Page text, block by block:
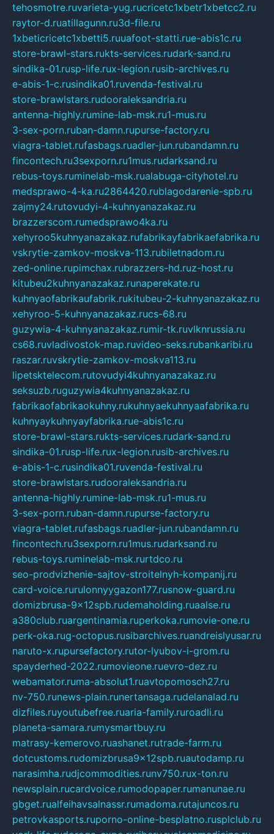
tehosmotre.ruvarieta-yug.rucricetc1xbetr1xbetcc2.ru
raytor-d.ruatillagunn.ru3d-file.ru
1xbeticricetc1xbetti5.ruuafoot-statti.rue-abis1c.ru
store-brawl-stars.rukts-services.rudark-sand.ru
sindika-01.rusp-life.rux-legion.rusib-archives.ru
e-abis-1-c.rusindika01.ruvenda-festival.ru
store-brawlstars.rudooraleksandria.ru
antenna-highly.rumine-lab-msk.ru1-mus.ru
3-sex-porn.ruban-damn.rupurse-factory.ru
viagra-tablet.rufasbags.ruadler-jun.rubandamn.ru
fincontech.ru3sexporn.ru1mus.rudarksand.ru
rebus-toys.ruminelab-msk.rualabuga-cityhotel.ru
medsprawo-4-ka.ru2864420.rublagodarenie-spb.ru
zajmy24.rutovudyi-4-kuhnyanazakaz.ru
brazzerscom.rumedsprawo4ka.ru
xehyroo5kuhnyanazakaz.rufabrikayfabrikaefabrika.ru
vskrytie-zamkov-moskva-113.rubiletnadom.ru
zed-online.rupimchax.rubrazzers-hd.ruz-host.ru
kitubeu2kuhnyanazakaz.runaperekate.ru
kuhnyaofabrikaufabrik.rukitubeu-2-kuhnyanazakaz.ru
xehyroo-5-kuhnyanazakaz.rucs-68.ru
guzywia-4-kuhnyanazakaz.rumir-tk.ruvlknrussia.ru
cs68.ruvladivostok-map.ruvideo-seks.rubankaribi.ru
raszar.ruvskrytie-zamkov-moskva113.ru
lipetsktelecom.rutovudyi4kuhnyanazakaz.ru
seksuzb.ruguzywia4kuhnyanazakaz.ru
fabrikaofabrikaokuhny.rukuhnyaekuhnyaafabrika.ru
kuhnyaykuhnyayfabrika.rue-abis1c.ru
store-brawl-stars.rukts-services.rudark-sand.ru
sindika-01.rusp-life.rux-legion.rusib-archives.ru
e-abis-1-c.rusindika01.ruvenda-festival.ru
store-brawlstars.rudooraleksandria.ru
antenna-highly.rumine-lab-msk.ru1-mus.ru
3-sex-porn.ruban-damn.rupurse-factory.ru
viagra-tablet.rufasbags.ruadler-jun.rubandamn.ru
fincontech.ru3sexporn.ru1mus.rudarksand.ru
rebus-toys.ruminelab-msk.rurtdco.ru
seo-prodvizhenie-sajtov-stroitelnyh-kompanij.ru
card-voice.rurulonnyygazon177.rusnow-guard.ru
domizbrusa-9x12spb.rudemaholding.ruaalse.ru
a380club.ruargentinamia.ruperkoka.rumovie-one.ru
perk-oka.rug-octopus.rusibarchives.ruandreislyusar.ru
naruto-x.rupursefactory.rutor-lyubov-i-grom.ru
spayderhed-2022.rumovieone.ruevro-dez.ru
webamator.ruma-absolut1.ruavtopomosch27.ru
nv-750.runews-plain.runertansaga.rudelanalad.ru
dizfiles.ruyoutubefree.ruaria-family.ruroadli.ru
planeta-samara.rumysmartbuy.ru
matrasy-kemerovo.ruashanet.rutrade-farm.ru
dotcustoms.rudomizbrusa9x12spb.ruautodamp.ru
narasimha.rudjcommodities.runv750.rux-ton.ru
newsplain.rucardvoice.rumodopaper.rumanunae.ru
gbget.rualfeihavsalnassr.rumadoma.rutajuncos.ru
petrovkasports.ruporno-online-besplatno.rusplclub.ru